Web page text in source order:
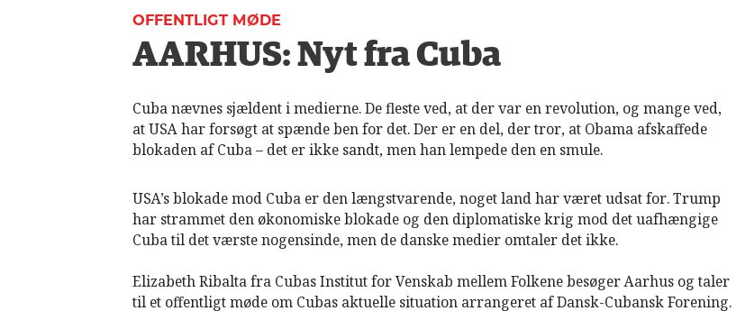
LÆSER
HISTORIE
TEORI
OFFENTLIGT MØDE
AARHUS: Nyt fra Cuba
Cuba nævnes sjældent i medierne. De fleste ved, at der var en revolution, og mange ved,
at USA har forsøgt at spænde ben for det. Der er en del, der tror, at Obama afskaffede
blokaden af Cuba – det er ikke sandt, men han lempede den en smule.
USA’s blokade mod Cuba er den længstvarende, noget land har været udsat for. Trump
har strammet den økonomiske blokade og den diplomatiske krig mod det uafhængige
Cuba til det værste nogensinde, men de danske medier omtaler det ikke.
Elizabeth Ribalta fra Cubas Institut for Venskab mellem Folkene besøger Aarhus og taler
til et offentligt møde om Cubas aktuelle situation arrangeret af Dansk-Cubansk Forening.